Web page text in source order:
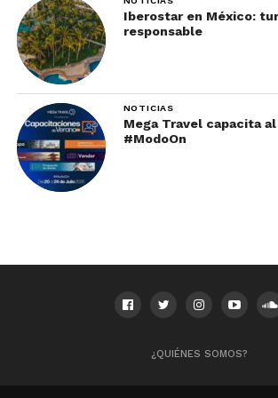
Además,en el Cañón del Colca se
realizar algunosdeportes de
canotaje, andar en bicicleta, escalar,
senderismo.
alguno de los recorridos en Colca
poblados cercanos como Chivay o
Iberostar en México:
responsable
NOTICIAS
Mega Travel capacita
#ModoOn
¿QUIÉNES SOMOS?